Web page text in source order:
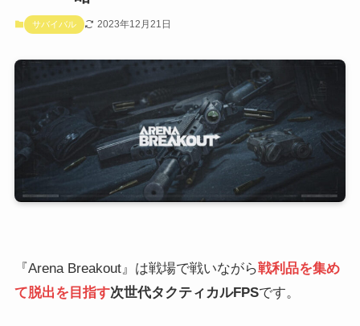
サバイバル 2023年12月21日
『Arena Breakout』は戦場で戦いながら戦利品を集め
て脱出を目指す次世代タクティカルFPSです。